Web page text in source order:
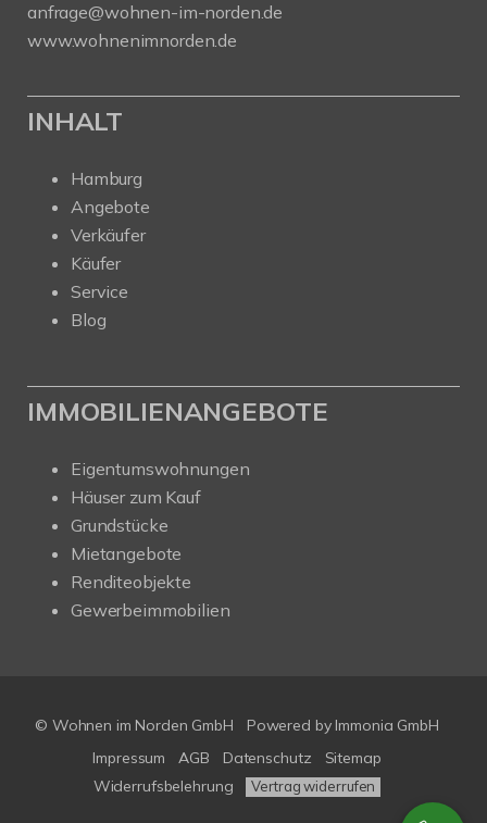
anfrage@wohnen-im-norden.de
www.wohnenimnorden.de
INHALT
Hamburg
Angebote
Verkäufer
Käufer
Service
Blog
IMMOBILIENANGEBOTE
Eigentumswohnungen
Häuser zum Kauf
Grundstücke
Mietangebote
Renditeobjekte
Gewerbeimmobilien
© Wohnen im Norden GmbH Powered by Immonia GmbH
Impressum
AGB Datenschutz
Sitemap
Widerrufsbelehrung
Vertrag widerrufen